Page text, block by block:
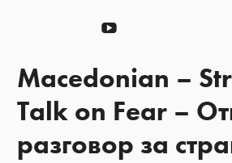
Донирај
Macedonian –
Talk on Fear –
разговор за